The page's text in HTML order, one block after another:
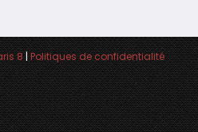
8|Politiques de confidentialité